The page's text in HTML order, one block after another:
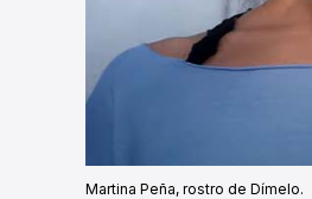
Martina Peña, rostro de Dímelo.